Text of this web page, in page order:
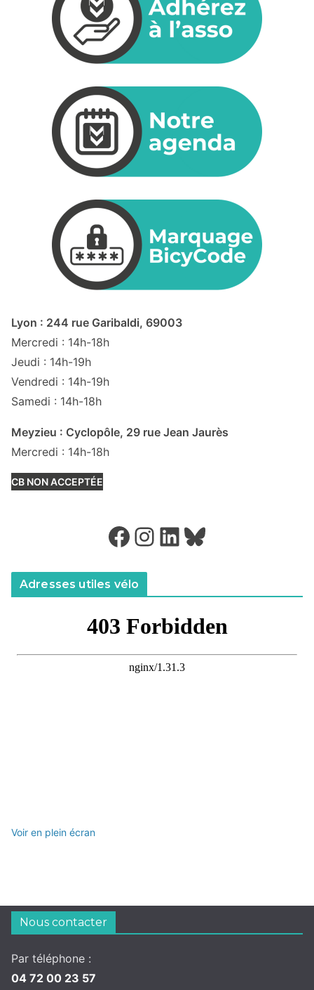
Lyon : 244 rue Garibaldi, 69003
Mercredi : 14h-18h
Jeudi : 14h-19h
Vendredi : 14h-19h
Samedi : 14h-18h
Meyzieu : Cyclopôle, 29 rue Jean Jaurès
Mercredi : 14h-18h
CB NON ACCEPTÉE
Facebook Instagram LinkedIn Bluesky
Adresses utiles vélo
Voir en plein écran
Nous contacter
Par téléphone :
04 72 00 23 57